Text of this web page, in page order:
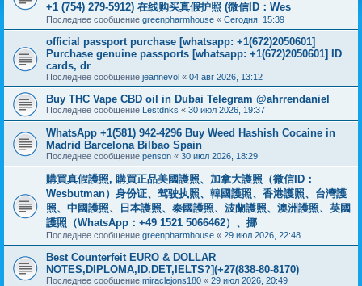
+1 (754) 279-5912) 在线购买真假护照 (微信ID：Wes
Последнее сообщение greenpharmhouse « Сегодня, 15:39
official passport purchase [whatsapp: +1(672)2050601]
Purchase genuine passports [whatsapp: +1(672)2050601] ID
cards, dr
Последнее сообщение jeannevol « 04 авг 2026, 13:12
Buy THC Vape CBD oil in Dubai Telegram @ahrrendaniel
Последнее сообщение Lestdnks « 30 июл 2026, 19:37
WhatsApp +1(581) 942-4296 Buy Weed Hashish Cocaine in
Madrid Barcelona Bilbao Spain
Последнее сообщение penson « 30 июл 2026, 18:29
購買真假護照, 購買正品美國護照、加拿大護照（微信ID：
Wesbutman）身份证、驾驶执照、韓國護照、香港護照、台灣護
照、中國護照、日本護照、泰國護照、波蘭護照、澳洲護照、英國
護照（WhatsApp：+49 1521 5066462）、挪
Последнее сообщение greenpharmhouse « 29 июл 2026, 22:48
Best Counterfeit EURO & DOLLAR
NOTES,DIPLOMA,ID.DET,IELTS?](+27(838-80-8170)
Последнее сообщение miraclejons180 « 29 июл 2026, 20:49